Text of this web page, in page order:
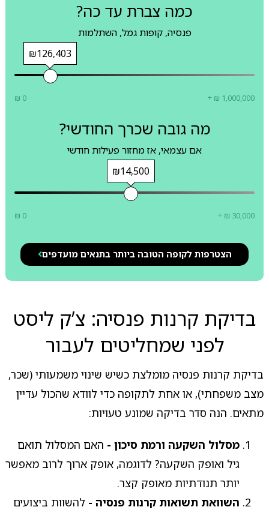
כמה צברת עד כה?
פנסיה, קופות גמל, השתלמות
₪126,403
₪ 0 + ₪ 1,000,000
מה גובה שכרך החודשי?
אם עצמאי, אז מחזור פעילות חודשי
₪14,500
₪ 0 + ₪ 30,000
הצטרפות לקופה הטובה ביותר בתנאים מועדפים
בדיקת קרנות פנסיה: צ’ק ליסט
לפני שמחליטים לעבור
בדיקת קרנות פנסיה מומלצת כשיש שינוי משמעותי (שכר,
מצב משפחתי), או אחת לתקופה כדי לוודא שהכול עדיין
מתאים. הנה סדר בדיקה שמונע טעויות:
מסלול השקעה ורמת סיכון - האם המסלול תואם
גיל ואופק השקעה? לדוגמה, אופק ארוך לרוב מאפשר
יותר תנודתיות מאופק קצר.
השוואת תשואות קרנות פנסיה - להשוות ביצועים